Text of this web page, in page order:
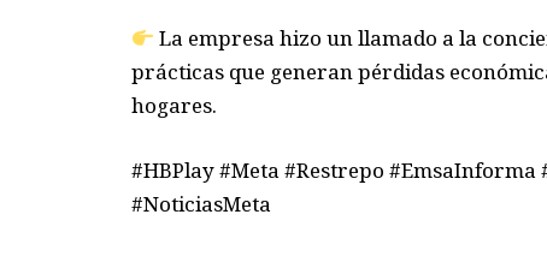
La empresa hizo un llamado a la
prácticas que generan pérdidas
hogares.
#HBPlay #Meta #Restrepo
#NoticiasMeta